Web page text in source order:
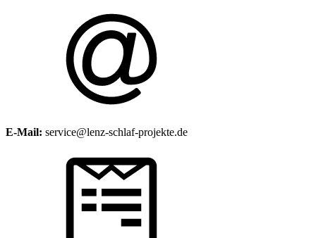
E-Mail: service@lenz-schlaf-projekte.de